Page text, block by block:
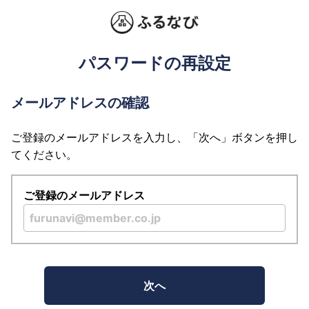
パスワードの再設定
メールアドレスの確認
ご登録のメールアドレスを入力し、「次へ」ボタンを押し
てください。
ご登録のメールアドレス